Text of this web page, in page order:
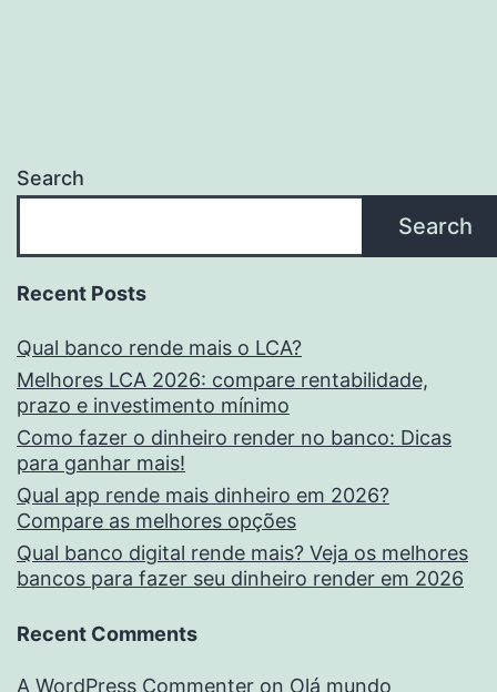
Search
Search
Recent Posts
Qual banco rende mais o LCA?
Melhores LCA 2026: compare rentabilidade,
prazo e investimento mínimo
Como fazer o dinheiro render no banco: Dicas
para ganhar mais!
Qual app rende mais dinheiro em 2026?
Compare as melhores opções
Qual banco digital rende mais? Veja os melhores
bancos para fazer seu dinheiro render em 2026
Recent Comments
A WordPress Commenter on Olá mundo